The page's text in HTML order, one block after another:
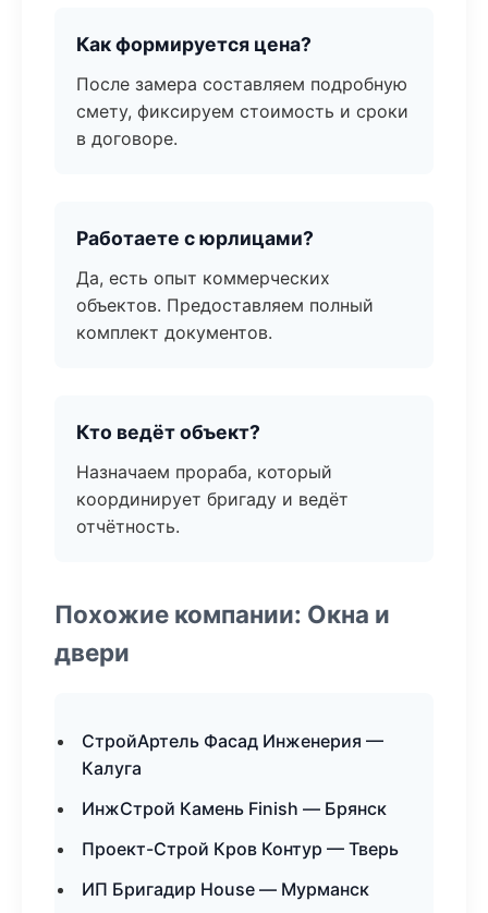
Как формируется цена?
После замера составляем подробную
смету, фиксируем стоимость и сроки
в договоре.
Работаете с юрлицами?
Да, есть опыт коммерческих
объектов. Предоставляем полный
комплект документов.
Кто ведёт объект?
Назначаем прораба, который
координирует бригаду и ведёт
отчётность.
Похожие компании: Окна и
двери
СтройАртель Фасад Инженерия —
Калуга
ИнжСтрой Камень Finish — Брянск
Проект-Строй Кров Контур — Тверь
ИП Бригадир House — Мурманск